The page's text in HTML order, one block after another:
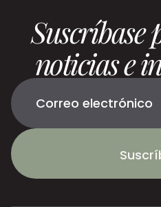
Suscríbase
noticias e